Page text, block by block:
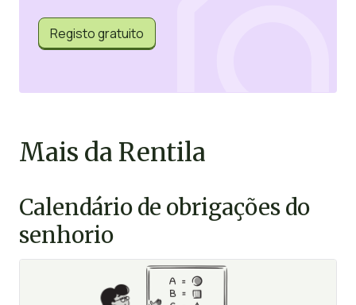
Registo gratuito
Mais da Rentila
Calendário de obrigações do
senhorio